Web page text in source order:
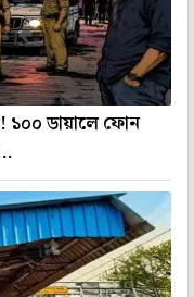
১০০ ডায়ালে ফোন